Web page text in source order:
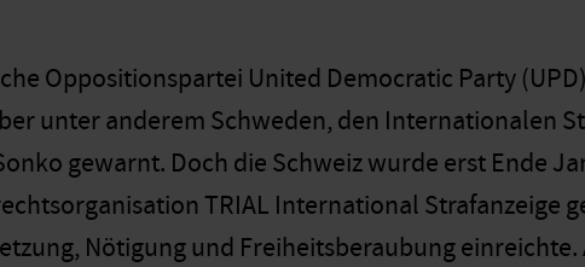
Oppositionspartei United Democratic Party
unter anderem Schweden, den Internationalen
gewarnt. Doch die Schweiz wurde erst Ende
TRIAL International Strafanzeige
Nötigung und Freiheitsberaubung